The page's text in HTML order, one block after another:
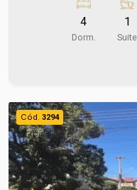
privacidade para
banheiros que
Conta ainda com
2121. Os valores de IPTU e Condomínio poderão
sofrer reajustes de
pois são de
do condomínio e
metragem
4
Dorm.
1
Suite
Cód. 3294